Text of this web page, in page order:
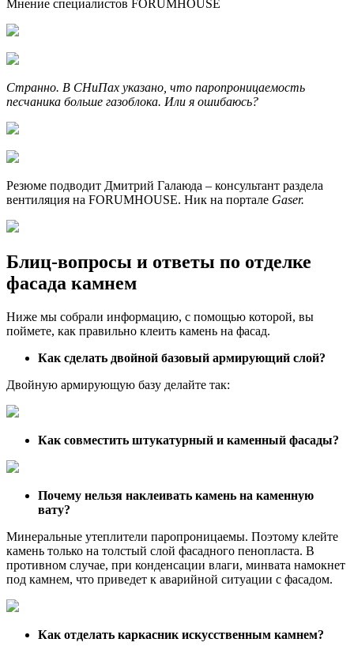
Мнение специалистов FORUMHОUSE
Странно. В СНиПах указано, что паропроницаемость
песчаника больше газоблока. Или я ошибаюсь?
Резюме подводит Дмитрий Галаюда – консультант раздела
вентиляция на FORUMHОUSE. Ник на портале Gaser.
Блиц-вопросы и ответы по отделке
фасада камнем
Ниже мы собрали информацию, с помощью которой, вы
поймете, как правильно клеить камень на фасад.
Как сделать двойной базовый армирующий слой?
Двойную армирующую базу делайте так:
Как совместить штукатурный и каменный фасады?
Почему нельзя наклеивать камень на каменную
вату?
Минеральные утеплители паропроницаемы. Поэтому клейте
камень только на толстый слой фасадного пенопласта. В
противном случае, при конденсации влаги, минвата намокнет
под камнем, что приведет к аварийной ситуации с фасадом.
Как отделать каркасник искусственным камнем?